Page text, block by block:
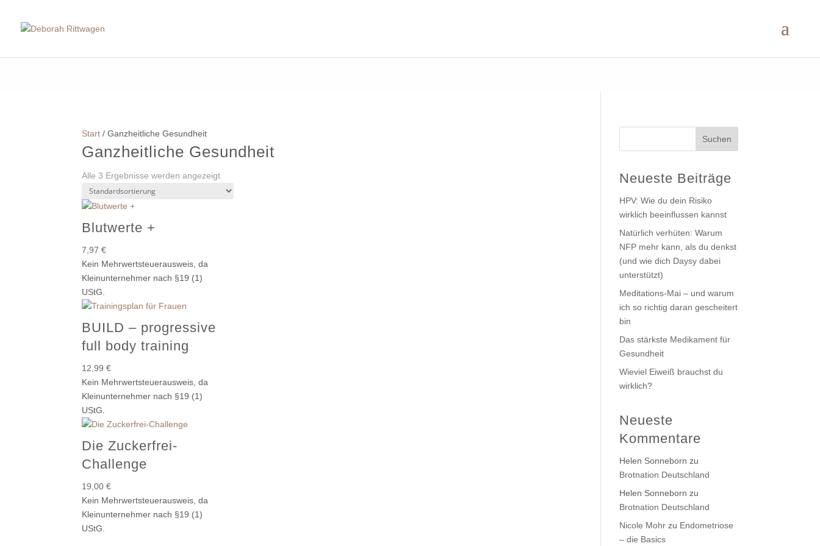
Start / Ganzheitliche Gesundheit
Ganzheitliche Gesundheit
Alle 3 Ergebnisse werden angezeigt
Blutwerte +
7,97€
Kein Mehrwertsteuerausweis, da
Kleinunternehmer nach §19 (1)
UStG.
BUILD – progressive
full body training
12,99€
Kein Mehrwertsteuerausweis, da
Kleinunternehmer nach §19 (1)
UStG.
Die Zuckerfrei-
Challenge
19,00€
Kein Mehrwertsteuerausweis, da
Kleinunternehmer nach §19 (1)
UStG.
Suchen
Neueste Beiträge
HPV: Wie du dein Risiko
wirklich beeinflussen kannst
Natürlich verhüten: Warum
NFP mehr kann, als du denkst
(und wie dich Daysy dabei
unterstützt)
Meditations-Mai – und warum
ich so richtig daran gescheitert
bin
Das stärkste Medikament für
Gesundheit
Wieviel Eiweiß brauchst du
wirklich?
Neueste
Kommentare
Helen Sonneborn zu
Brotnation Deutschland
Helen Sonneborn zu
Brotnation Deutschland
Nicole Mohr zu Endometriose
– die Basics